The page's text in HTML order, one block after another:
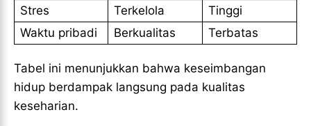
Stres
Terkelola
Tinggi
Waktu pribadi
Berkualitas Terbatas
Tabel ini menunjukkan bahwa keseimbangan
hidup berdampak langsung pada kualitas
keseharian.